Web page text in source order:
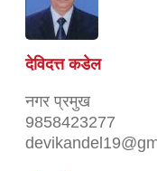
देविदत्त कडेल
नगर प्रमुख
9858423277